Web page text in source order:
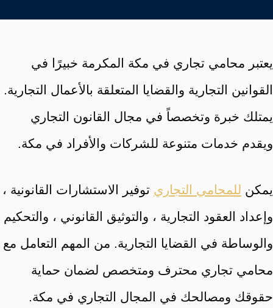
يعتبر محامي تجاري في مكة المكرمة خبيرًا في
القوانين التجارية والقضايا المتعلقة بالأعمال التجارية.
يمتلك خبرة وتخصصاً في مجال القانون التجاري
ويقدم خدمات متنوعة للشركات والأفراد في مكة.
يمكن للمحامي التجاري توفير الاستشارات القانونية ،
وإعداد العقود التجارية ، والتوثيق القانوني ، والتحكيم
والوساطة في القضايا التجارية. من المهم التعامل مع
محامي تجاري محترف ومتخصص لضمان حماية
حقوقك ومصالحك في المجال التجاري في مكة.